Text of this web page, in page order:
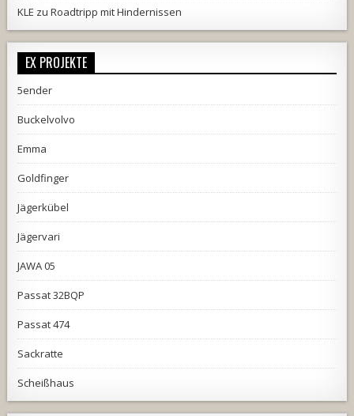
KLE zuRoadtripp mit Hindernissen
EX PROJEKTE
5ender
Buckelvolvo
Emma
Goldfinger
Jägerkübel
Jägervari
JAWA 05
Passat 32BQP
Passat 474
Sackratte
Scheißhaus